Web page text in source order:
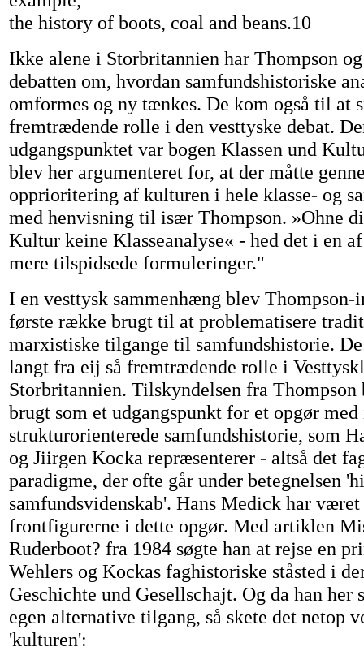
the history of boots, coal and beans.10
Ikke alene i Storbritannien har Thompson
debatten om, hvordan samfundshistoriske
omformes og ny tænkes. De kom også til at
fremtrædende rolle i den vesttyske debat.
udgangspunktet var bogen Klassen und
blev her argumenteret for, at der måtte
opprioritering af kulturen i hele klasse- og
med henvisning til især Thompson. »Ohne
Kultur keine Klasseanalyse« - hed det i en
mere tilspidsede formuleringer."
I en vesttysk sammenhæng blev
første række brugt til at problematisere
marxistiske tilgange til samfundshistorie.
langt fra eij så fremtrædende rolle i
Storbritannien. Tilskyndelsen fra
brugt som et udgangspunkt for et opgør
strukturorienterede samfundshistorie, som
og Jiirgen Kocka repræsenterer - altså det
paradigme, der ofte går under betegnelsen
samfundsvidenskab'. Hans Medick har været
frontfigurerne i dette opgør. Med artiklen
Ruderboot? fra 1984 søgte han at rejse en
Wehlers og Kockas faghistoriske ståsted i
Geschichte und Gesellschajt. Og da han her
egen alternative tilgang, så skete det netop
'kulturen':